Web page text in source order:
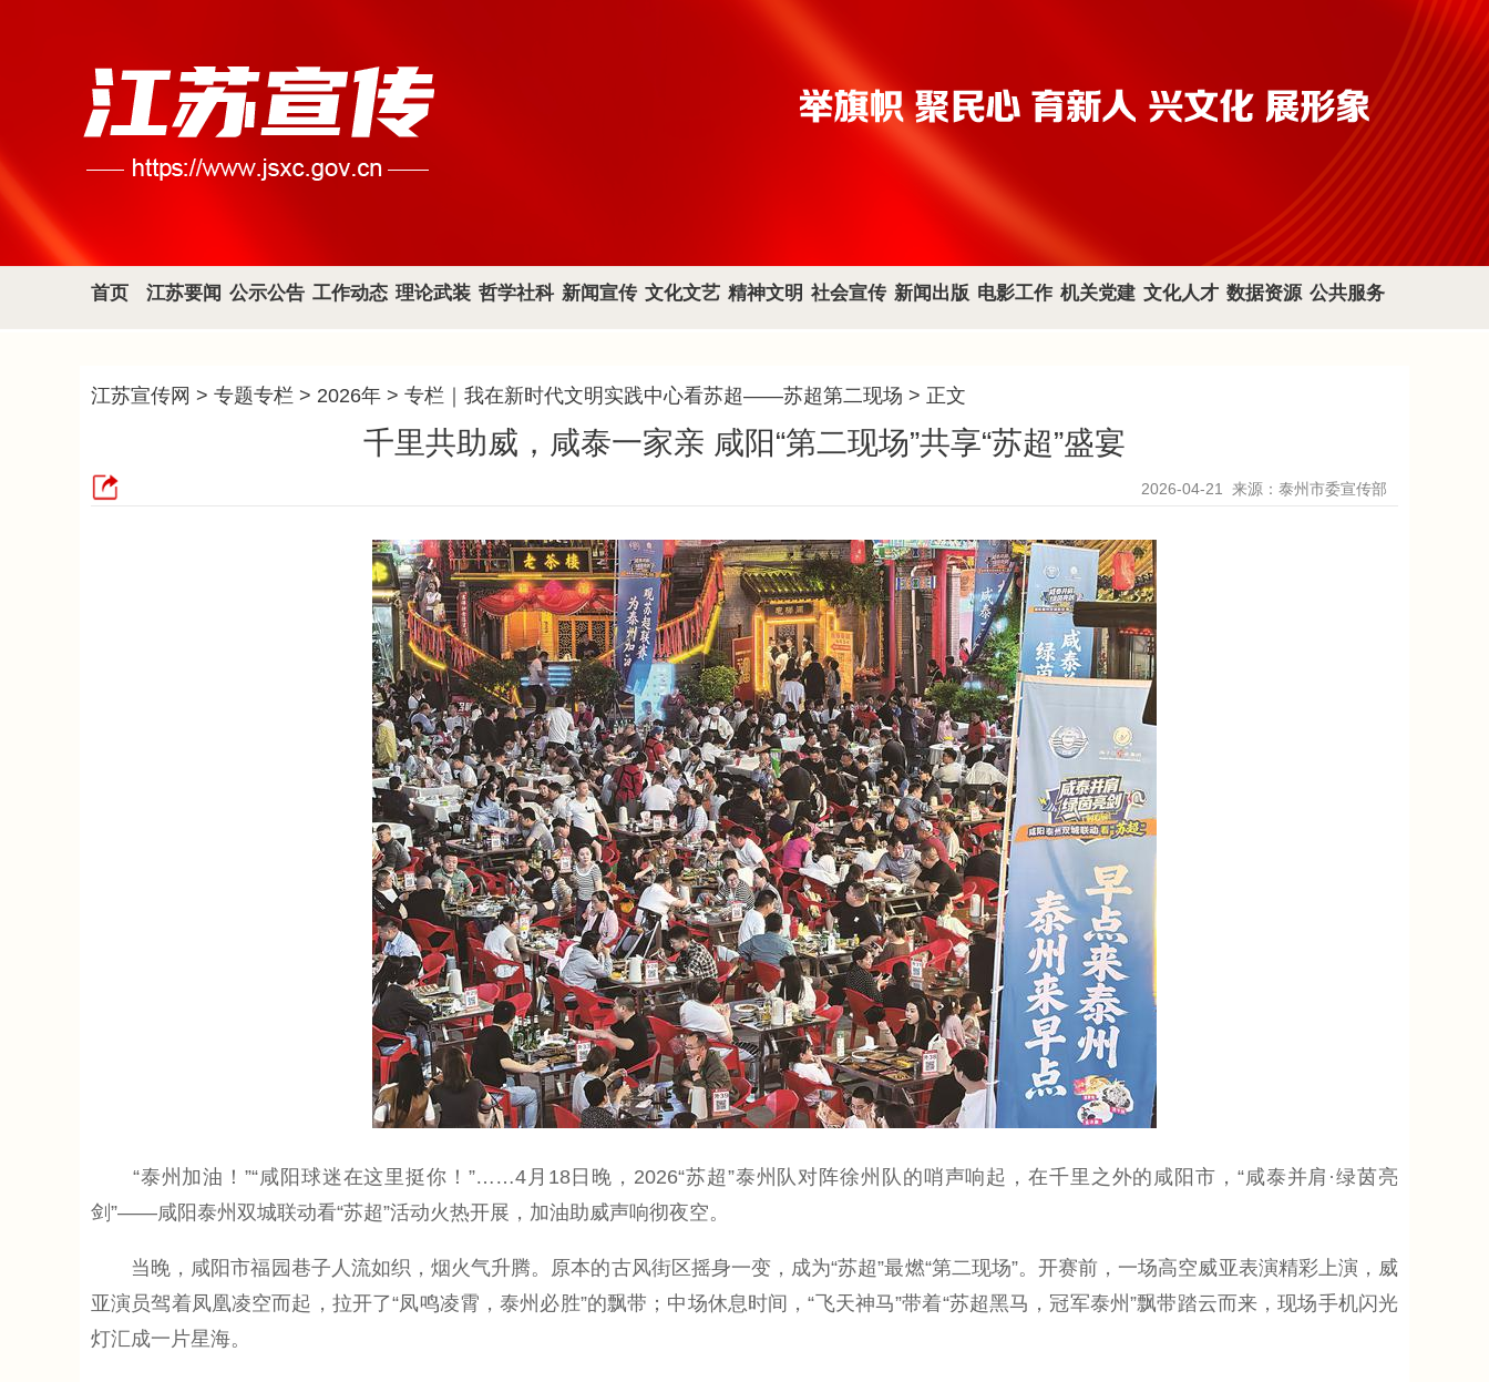
首页 江苏要闻 公示公告 工作动态 理论武装 哲学社科 新闻宣传 文化文艺 精神文明 社会宣传 新闻出版 电影工作 机关党建 文化人才 数据资源 公共服务
江苏宣传网 > 专题专栏 > 2026年 > 专栏｜我在新时代文明实践中心看苏超——苏超第二现场 > 正文
千里共助威，咸泰一家亲 咸阳“第二现场”共享“苏超”盛宴
2026-04-21 来源：泰州市委宣传部
“泰州加油！”“咸阳球迷在这里挺你！”……4月18日晚，2026“苏超”泰州队对阵徐州队的哨声响起，在千里之外的咸阳市，“咸泰并肩·绿茵亮
剑”——咸阳泰州双城联动看“苏超”活动火热开展，加油助威声响彻夜空。
当晚，咸阳市福园巷子人流如织，烟火气升腾。原本的古风街区摇身一变，成为“苏超”最燃“第二现场”。开赛前，一场高空威亚表演精彩上演，威
亚演员驾着凤凰凌空而起，拉开了“凤鸣凌霄，泰州必胜”的飘带；中场休息时间，“飞天神马”带着“苏超黑马，冠军泰州”飘带踏云而来，现场手机闪光
灯汇成一片星海。